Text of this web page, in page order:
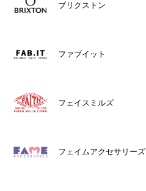
ブリクストン
ファブイット
フェイスミルズ
フェイムアクセサリーズ